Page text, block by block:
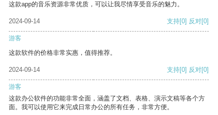
这款app的音乐资源非常优质，可以让我尽情享受音乐的魅力。
2024-09-14 支持[0] 反对[0]
游客
这款软件的价格非常实惠，值得推荐。
2024-09-14 支持[0] 反对[0]
游客
这款办公软件的功能非常全面，涵盖了文档、表格、演示文稿等各个方
面。我可以使用它来完成日常办公的所有任务，非常方便。